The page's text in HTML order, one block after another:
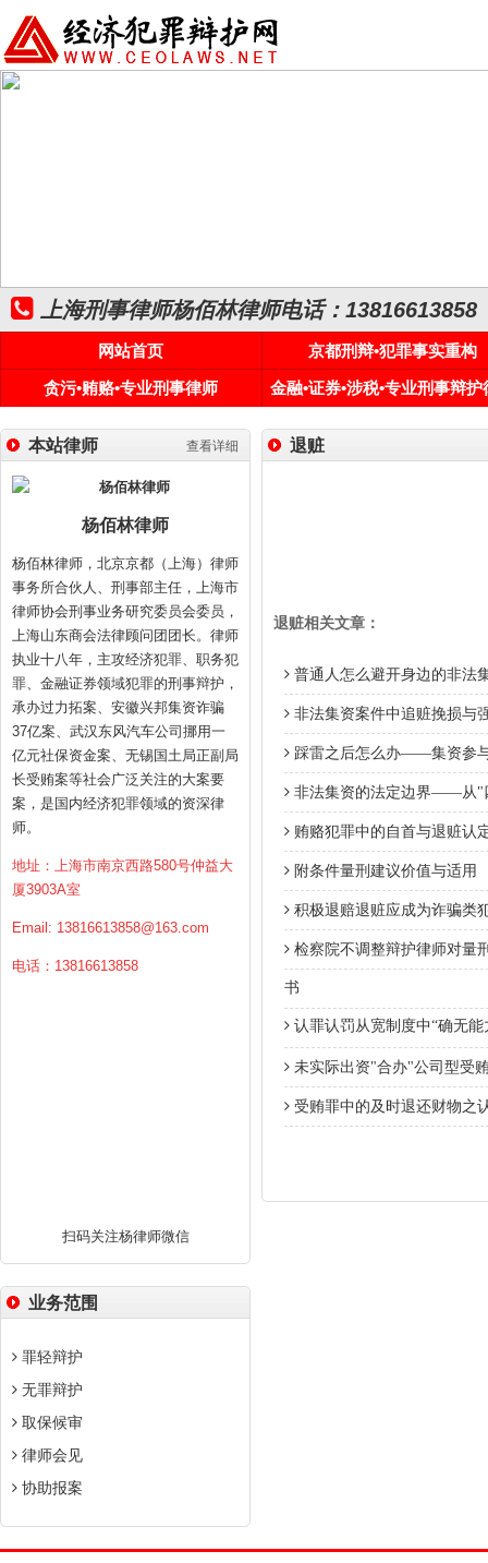
上海刑事律师杨佰林律师电话：13816613858
网站首页
京都刑辩•犯罪事实重构
贪污•贿赂•专业刑事律师
金融•证券•涉税•专业刑事辩护
查看详细
本站律师
杨佰林律师
杨佰林律师，北京京都（上海）律师
事务所合伙人、刑事部主任，上海市
律师协会刑事业务研究委员会委员，
上海山东商会法律顾问团团长。律师
执业十八年，主攻经济犯罪、职务犯
罪、金融证券领域犯罪的刑事辩护，
承办过力拓案、安徽兴邦集资诈骗
37亿案、武汉东风汽车公司挪用一
亿元社保资金案、无锡国土局正副局
长受贿案等社会广泛关注的大案要
案，是国内经济犯罪领域的资深律
师。
地址：上海市南京西路580号仲益大
厦3903A室
Email: 13816613858@163.com
电话：13816613858
扫码关注杨律师微信
业务范围
罪轻辩护
无罪辩护
取保候审
律师会见
协助报案
退赃
退赃相关文章：
普通人怎么避开身边的非法
非法集资案件中追赃挽损与
踩雷之后怎么办——集资参
非法集资的法定边界——从"
贿赂犯罪中的自首与退赃认
附条件量刑建议价值与适用
积极退赔退赃应成为诈骗类
检察院不调整辩护律师对量
书
认罪认罚从宽制度中“确无
未实际出资"合办"公司型受
受贿罪中的及时退还财物之